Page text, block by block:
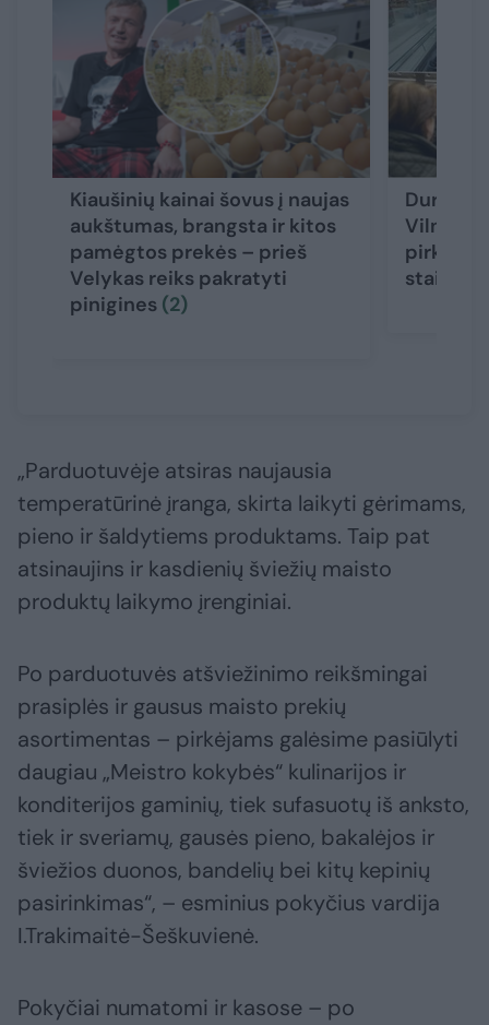
Kiaušinių kainai šovus į naujas
aukštumas, brangsta ir kitos
pamėgtos prekės – prieš
Velykas reiks pakratyti
pinigines (2)
Duris
Vilniaus
pirkėjų
„Parduotuvėje atsiras naujausia
temperatūrinė įranga, skirta laikyti gėrimams,
pieno ir šaldytiems produktams. Taip pat
atsinaujins ir kasdienių šviežių maisto
produktų laikymo įrenginiai.
Po parduotuvės atšviežinimo reikšmingai
prasiplės ir gausus maisto prekių
asortimentas – pirkėjams galėsime pasiūlyti
daugiau „Meistro kokybės“ kulinarijos ir
konditerijos gaminių, tiek sufasuotų iš anksto,
tiek ir sveriamų, gausės pieno, bakalėjos ir
šviežios duonos, bandelių bei kitų kepinių
pasirinkimas“, – esminius pokyčius vardija
I.Trakimaitė-Šeškuvienė.
Pokyčiai numatomi ir kasose – po